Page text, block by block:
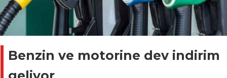
Benzin ve motorine dev indirim